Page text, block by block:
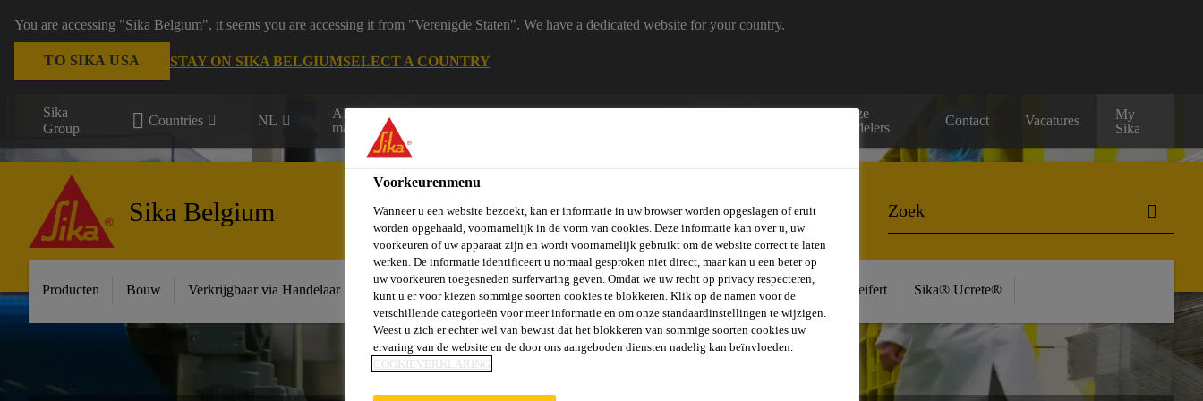
You are accessing "Sika Belgium", it seems you are accessing it from "Verenigde Staten". We have a dedicated website for your country.
TO SIKA USA STAY ON SIKA BELGIUMSELECT A COUNTRY
Sika
Group
Countries NL
Alle
markten
B2B
Onze
verdelers
Contact Vacatures
My
Sika
Sika Belgium
Producten Bouw Verkrijgbaar via Handelaar Industrie Over Ons Sika at Work Knowledge Center Carrière Seifert Sika® Ucrete®
Voorkeurenmenu
Wanneer u een website bezoekt, kan er informatie in uw browser worden opgeslagen of eruit
worden opgehaald, voornamelijk in de vorm van cookies. Deze informatie kan over u, uw
voorkeuren of uw apparaat zijn en wordt voornamelijk gebruikt om de website correct te laten
werken. De informatie identificeert u normaal gesproken niet direct, maar kan u een beter op
uw voorkeuren toegesneden surfervaring geven. Omdat we uw recht op privacy respecteren,
kunt u er voor kiezen sommige soorten cookies te blokkeren. Klik op de namen voor de
verschillende categorieën voor meer informatie en om onze standaardinstellingen te wijzigen.
Weest u zich er echter wel van bewust dat het blokkeren van sommige soorten cookies uw
ervaring van de website en de door ons aangeboden diensten nadelig kan beïnvloeden.
COOKIEVERKLARING